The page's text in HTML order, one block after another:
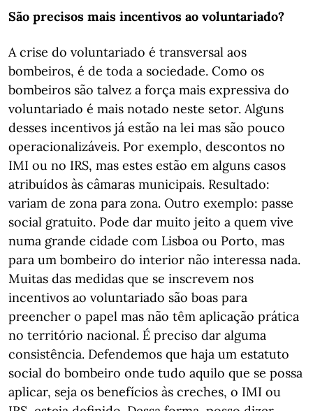
São precisos mais incentivos ao voluntariado?
A crise do voluntariado é transversal aos
bombeiros, é de toda a sociedade. Como os
bombeiros são talvez a força mais expressiva do
voluntariado é mais notado neste setor. Alguns
desses incentivos já estão na lei mas são pouco
operacionalizáveis. Por exemplo, descontos no
IMI ou no IRS, mas estes estão em alguns casos
atribuídos às câmaras municipais. Resultado:
variam de zona para zona. Outro exemplo: passe
social gratuito. Pode dar muito jeito a quem vive
numa grande cidade com Lisboa ou Porto, mas
para um bombeiro do interior não interessa nada.
Muitas das medidas que se inscrevem nos
incentivos ao voluntariado são boas para
preencher o papel mas não têm aplicação prática
no território nacional. É preciso dar alguma
consistência. Defendemos que haja um estatuto
social do bombeiro onde tudo aquilo que se possa
aplicar, seja os benefícios às creches, o IMI ou